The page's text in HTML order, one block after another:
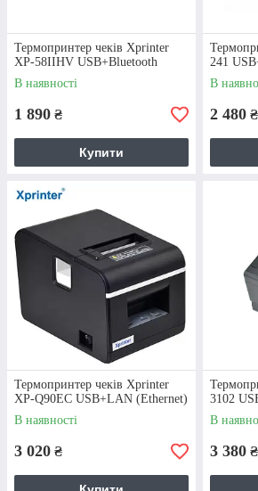
роботі пристроїв.
У нашому каталозі
товарних позицій у 30 товарних
оптимальний чековий принтер,
необхідні функції. Також у нас
продукція різних цінових
чому можна підібрати
свого бюджету.
Контактна
Найкращі позиції
Термопринтер чеків Xprinter
XP-58IIHV USB+Bluetooth
В наявності
1 890 ₴
Купити
241
В
2 480 ₴
Термопринтер чеків Xprinter
XP-Q90EC USB+LAN (Ethernet)
В наявності
3 020 ₴
3102
В
3 380 ₴